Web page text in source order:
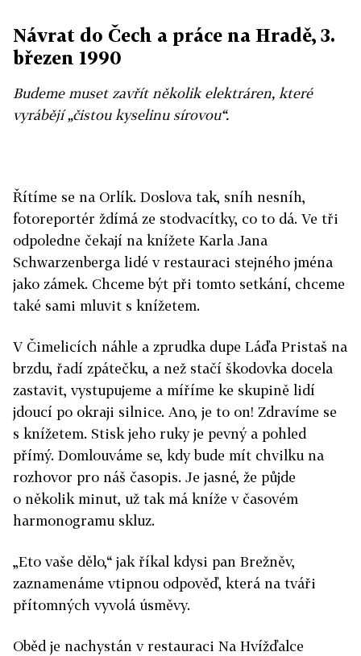
Návrat do Čech a práce na Hradě, 3.
březen 1990
Budeme muset zavřít několik elektráren, které
vyrábějí „čistou kyselinu sírovou“.
Řítíme se na Orlík. Doslova tak, sníh nesníh,
fotoreportér ždímá ze stodvacítky, co to dá. Ve tři
odpoledne čekají na knížete Karla Jana
Schwarzenberga lidé v restauraci stejného jména
jako zámek. Chceme být při tomto setkání, chceme
také sami mluvit s knížetem.
V Čimelicích náhle a zprudka dupe Láďa Pristaš na
brzdu, řadí zpátečku, a než stačí škodovka docela
zastavit, vystupujeme a míříme ke skupině lidí
jdoucí po okraji silnice. Ano, je to on! Zdravíme se
s knížetem. Stisk jeho ruky je pevný a pohled
přímý. Domlouváme se, kdy bude mít chvilku na
rozhovor pro náš časopis. Je jasné, že půjde
o několik minut, už tak má kníže v časovém
harmonogramu skluz.
„Eto vaše dělo,“ jak říkal kdysi pan Brežněv,
zaznamenáme vtipnou odpověď, která na tváři
přítomných vyvolá úsměvy.
Oběd je nachystán v restauraci Na Hvížďalce